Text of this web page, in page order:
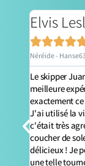
Elvis

Néréide -
Le skipper
meilleure
exactement
J'ai utilisé la
c'était très
coucher de
délicieux ! Je
une telle